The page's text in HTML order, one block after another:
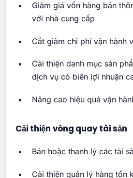
Giảm giá vốn hàng bán
với nhà cung cấp
Cắt giảm chi phí vận hành
Cải thiện danh mục sản
dịch vụ có biên lợi nhuận
Nâng cao hiệu quả vận
Cải thiện vòng quay tài sản
Bán hoặc thanh lý các tài
Cải thiện quản lý hàng tồn